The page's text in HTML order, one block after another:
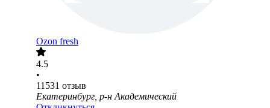
Ozon fresh
4.5
•
11531 отзыв
Екатеринбург, р-н Академический